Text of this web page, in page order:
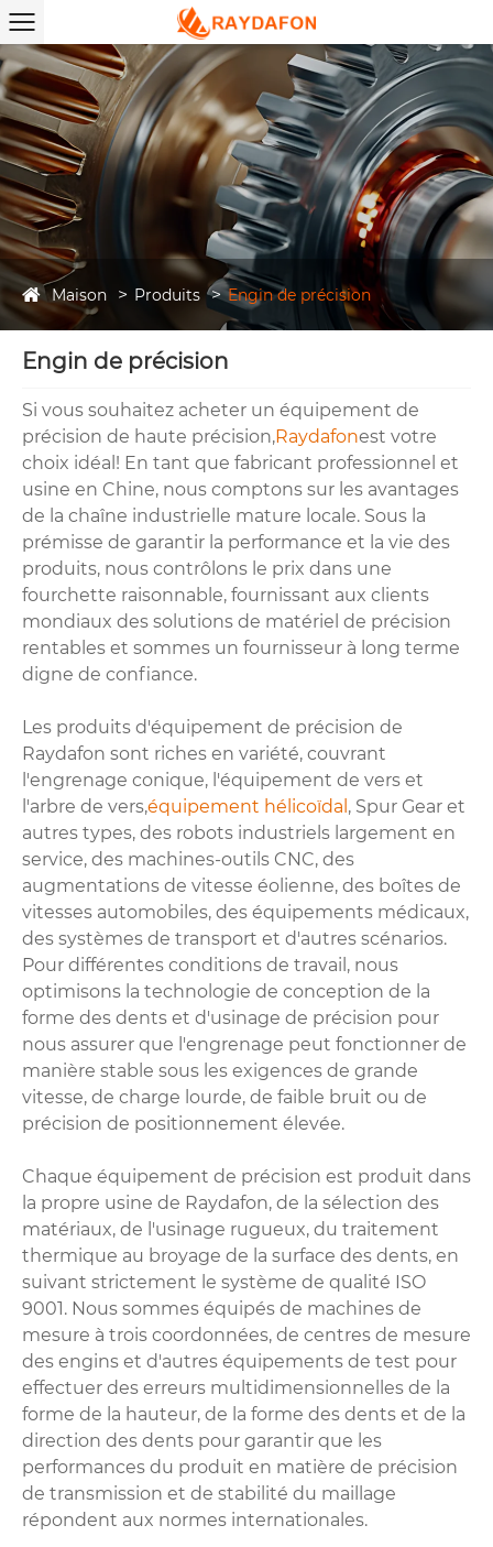
Maison Produits Engin de précision
Engin de précision
Si vous souhaitez acheter un équipement de
précision de haute précision,Raydafonest votre
choix idéal! En tant que fabricant professionnel et
usine en Chine, nous comptons sur les avantages
de la chaîne industrielle mature locale. Sous la
prémisse de garantir la performance et la vie des
produits, nous contrôlons le prix dans une
fourchette raisonnable, fournissant aux clients
mondiaux des solutions de matériel de précision
rentables et sommes un fournisseur à long terme
digne de confiance.
Les produits d'équipement de précision de
Raydafon sont riches en variété, couvrant
l'engrenage conique, l'équipement de vers et
l'arbre de vers,équipement hélicoïdal , Spur Gear et
autres types, des robots industriels largement en
service, des machines-outils CNC, des
augmentations de vitesse éolienne, des boîtes de
vitesses automobiles, des équipements médicaux,
des systèmes de transport et d'autres scénarios.
Pour différentes conditions de travail, nous
optimisons la technologie de conception de la
forme des dents et d'usinage de précision pour
nous assurer que l'engrenage peut fonctionner de
manière stable sous les exigences de grande
vitesse, de charge lourde, de faible bruit ou de
précision de positionnement élevée.
Chaque équipement de précision est produit dans
la propre usine de Raydafon, de la sélection des
matériaux, de l'usinage rugueux, du traitement
thermique au broyage de la surface des dents, en
suivant strictement le système de qualité ISO
9001. Nous sommes équipés de machines de
mesure à trois coordonnées, de centres de mesure
des engins et d'autres équipements de test pour
effectuer des erreurs multidimensionnelles de la
forme de la hauteur, de la forme des dents et de la
direction des dents pour garantir que les
performances du produit en matière de précision
de transmission et de stabilité du maillage
répondent aux normes internationales.